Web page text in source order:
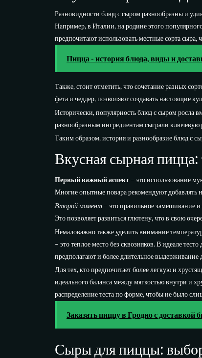
Разновидности блюд с сыром разнообразны и
Например, в Италии, на родине этого
предпочитают использовать местные сорта сыра,
Пицца - история блюда, виды и
Также, стоит отметить, что сочетание разных
фета и чеддер, позволяют создавать настоящие
Исторически, популярность блюд с сыром росла
разнообразным ингредиентам сыграли
Таким образом, история и разнообразие блюд с
Вкусная сырная пицца:
Первый важный аспект – это использование
Многие опытные повара рекомендуют добавлять
Второй момент – это правильное замешивание
Это позволяет развиться глютену, что в свою
Немаловажно также уделить внимание
– это теплое место без сквозняков. В идеале
предполагают и более длительное выдерживание
Для тех, кто предпочитает более легкую и
идеального баланса между мягкостью внутри и
распределение теста по форме, чтобы не было
Заказать пиццу в Гродно с доставкой
Сыры для пиццы: